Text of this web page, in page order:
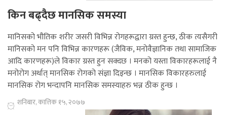
किन बढ्दैछ मानसिक समस्या
मानिसको भौतिक शरीर जसरी विभिन्न रोगहरूद्वारा ग्रस्त हुन्छ, ठीक त्यसैगरी
मानिसको मन पनि विभिन्न कारणहरू (जैविक, मनोवैज्ञानिक तथा सामाजिक
आदि कारणहरू)ले विकार ग्रस्त हुन सक्दछ । मनको यस्ता विकारहरूलाई नै
मनोरोग अर्थात् मानसिक रोगको संज्ञा दिइन्छ । मानसिक विकारहरुलाई
मानसिक रोग भन्दापनि मानसिक समस्याहरु भन्न ठीक हुन्छ ।
शनिबार, कात्तिक १५, २०७७